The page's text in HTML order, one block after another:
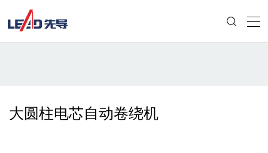
大圆柱电芯自动卷绕机